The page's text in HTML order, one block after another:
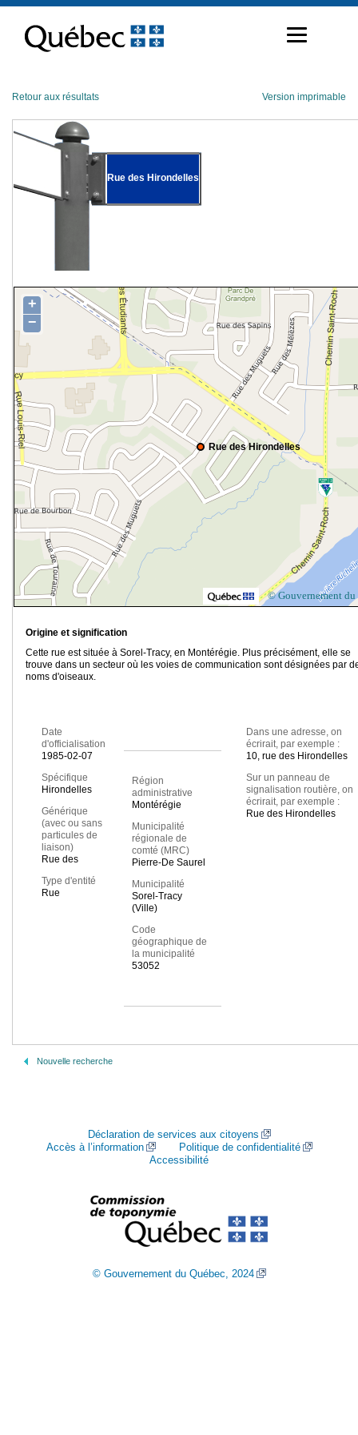
contenu
Retour aux résultats Version imprimable
Rue des Hirondelles
Rue des Hirondelles
+
−
© Gouvernement du
Origine et signification
Cette rue est située à Sorel-Tracy, en Montérégie. Plus précisément, elle se
trouve dans un secteur où les voies de communication sont désignées par
noms d'oiseaux.
Date
d'officialisation
1985-02-07
Spécifique
Hirondelles
Générique
(avec ou sans
particules de
liaison)
Rue des
Type d'entité
Rue
Région
administrative
Montérégie
Municipalité
régionale de
comté (MRC)
Pierre-De Saurel
Municipalité
Sorel-Tracy
(Ville)
Code
géographique de
la municipalité
53052
Dans une adresse, on
écrirait, par exemple :
10, rue des Hirondelles
Sur un panneau de
signalisation routière, on
écrirait, par exemple :
Rue des Hirondelles
Nouvelle recherche
Déclaration de services aux citoyens
Accès à l’information
Politique de confidentialité
Accessibilité
© Gouvernement du Québec, 2024